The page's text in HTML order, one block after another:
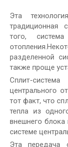
Эта
традиционная
того,
разделенной
также проще
Сплит-
центрального
тот факт, что
тепла из
внешнего блока
системе
Эта передача